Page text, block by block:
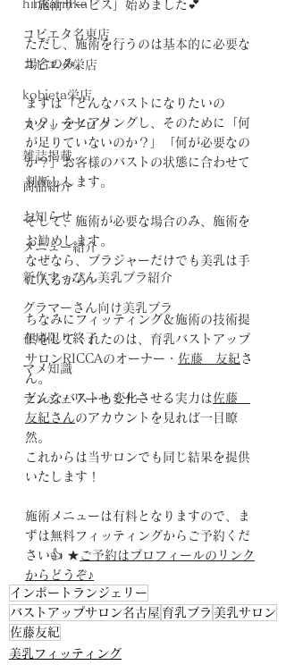
hinkarinka
コビエタ名東店
コビエタ栄店
kobieta栄店
スタッフブログ
雑誌掲載
商品紹介
お知らせ
メニュー紹介
新作すっぴん美乳ブラ紹介
グラマーさん向け美乳ブラ
在庫限り終了
マメ知識
ランジェリーセミナー
「施術サービス」始めました💕
ただし、施術を行うのは基本的に必要な
場合のみ。
まずは「どんなバストになりたいの
か？」をヒアリングし、そのために「何
が足りていないのか？」「何が必要なの
か？」お客様のバストの状態に合わせて
判断しします。
そして、施術が必要な場合のみ、施術を
お勧めします。
なぜなら、ブラジャーだけでも美乳は手
に入るから✨
ちなみにフィッティング＆施術の技術提
供をしてくれたのは、育乳バストアップ
サロンRICCAのオーナー・ 佐藤　友紀 さ
ん。
どんなバストも変化させる実力は 佐藤
友紀さんのアカウントを見れば一目瞭
然。
これからは当サロンでも同じ結果を提供
いたします！
施術メニューは有料となりますので、ま
ずは無料フィッティングからご予約くだ
さい👍 ★ ご予約はプロフィールのリンク
からどうぞ♪
インポートランジェリー
バストアップサロン名古屋 育乳ブラ 美乳サロン
佐藤友紀
美乳フィッティング